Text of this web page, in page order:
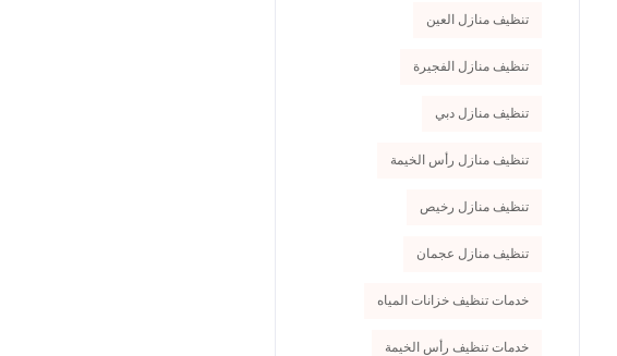
تنظيف منازل العين
تنظيف منازل الفجيرة
تنظيف منازل دبي
تنظيف منازل رأس الخيمة
تنظيف منازل رخيص
تنظيف منازل عجمان
خدمات تنظيف خزانات المياه
خدمات تنظيف رأس الخيمة